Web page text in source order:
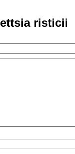
risticii